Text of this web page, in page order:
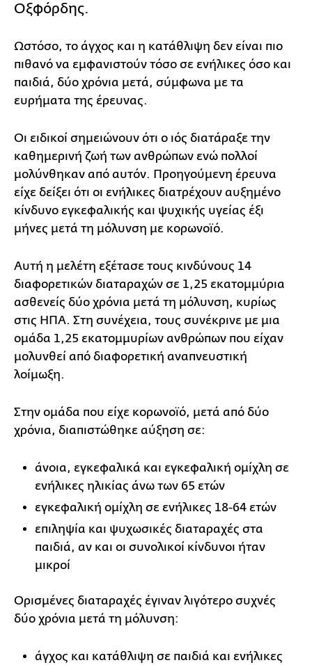
Οξφόρδης.
Ωστόσο, το άγχος και η κατάθλιψη δεν είναι πιο
πιθανό να εμφανιστούν τόσο σε ενήλικες όσο και
παιδιά, δύο χρόνια μετά, σύμφωνα με τα
ευρήματα της έρευνας.
Οι ειδικοί σημειώνουν ότι ο ιός διατάραξε την
καθημερινή ζωή των ανθρώπων ενώ πολλοί
μολύνθηκαν από αυτόν. Προηγούμενη έρευνα
είχε δείξει ότι οι ενήλικες διατρέχουν αυξημένο
κίνδυνο εγκεφαλικής και ψυχικής υγείας έξι
μήνες μετά τη μόλυνση με κορωνοϊό.
Αυτή η μελέτη εξέτασε τους κινδύνους 14
διαφορετικών διαταραχών σε 1,25 εκατομμύρια
ασθενείς δύο χρόνια μετά τη μόλυνση, κυρίως
στις ΗΠΑ. Στη συνέχεια, τους συνέκρινε με μια
ομάδα 1,25 εκατομμυρίων ανθρώπων που είχαν
μολυνθεί από διαφορετική αναπνευστική
λοίμωξη.
Στην ομάδα που είχε κορωνοϊό, μετά από δύο
χρόνια, διαπιστώθηκε αύξηση σε:
άνοια, εγκεφαλικά και εγκεφαλική ομίχλη σε
ενήλικες ηλικίας άνω των 65 ετών
εγκεφαλική ομίχλη σε ενήλικες 18-64 ετών
επιληψία και ψυχωσικές διαταραχές στα
παιδιά, αν και οι συνολικοί κίνδυνοι ήταν
μικροί
Ορισμένες διαταραχές έγιναν λιγότερο συχνές
δύο χρόνια μετά τη μόλυνση:
άγχος και κατάθλιψη σε παιδιά και ενήλικες